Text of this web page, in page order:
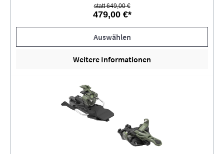
statt 649,00 €
479,00 €*
Auswählen
Weitere Informationen